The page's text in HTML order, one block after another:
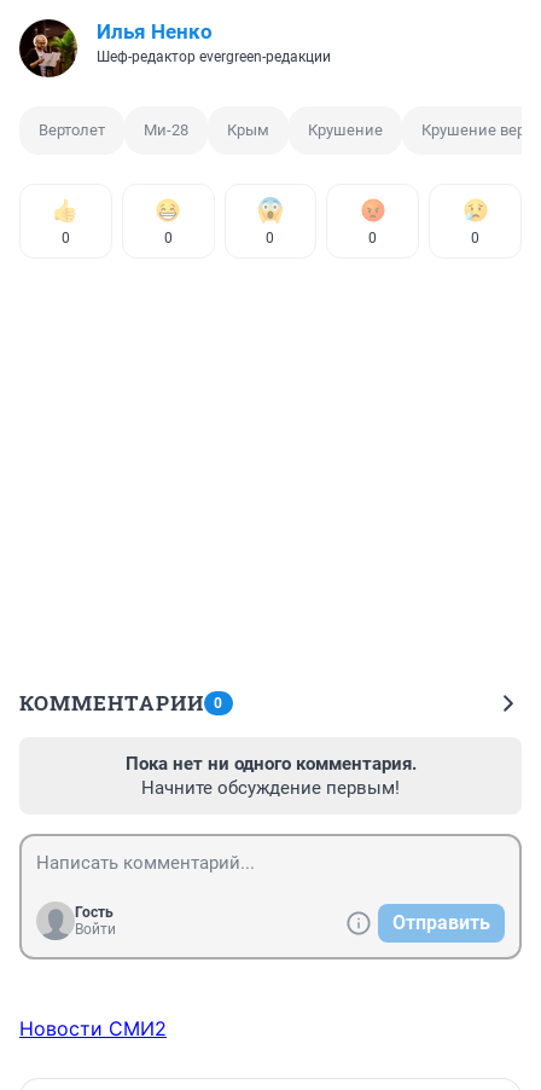
Илья Ненко
Шеф-редактор evergreen-редакции
Вертолет Ми-28 Крым Крушение Крушение
0 0 0 0 0
КОММЕНТАРИИ 0
Пока нет ни одного комментария.
Начните обсуждение первым!
Гость
Войти
Отправить
Новости СМИ2